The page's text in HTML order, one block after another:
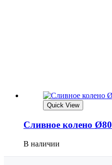
Quick View
Сливное колено Ø80
В наличии